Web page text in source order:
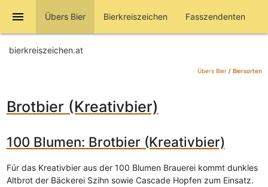
menu Übers Bier Bierkreiszeichen Fasszendenten
bierkreiszeichen.at
Übers Bier/ Biersorten
Brotbier (Kreativbier)
100 Blumen: Brotbier (Kreativbier)
Für das Kreativbier aus der 100 Blumen Brauerei kommt dunkles
Altbrot der Bäckerei Szihn sowie Cascade Hopfen zum Einsatz.